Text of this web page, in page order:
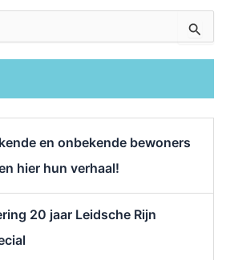
en onbekende bewoners
hier hun verhaal!
20 jaar Leidsche Rijn